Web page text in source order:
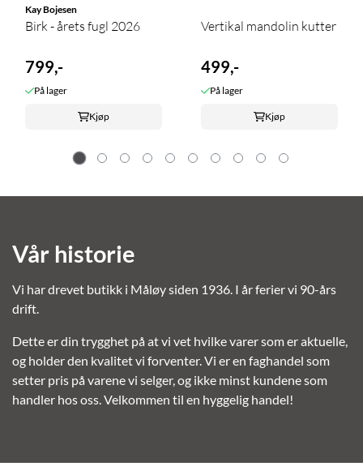
Kay Bojesen
Birk - årets fugl 2026
799,-
På lager
Kjøp
Vertikal mandolin kutter
499,-
På lager
Kjøp
Vår historie
Vi har drevet butikk i Måløy siden 1936. I år ferier vi 90-års
drift.
Dette er din trygghet på at vi vet hvilke varer som er aktuelle,
og holder den kvalitet vi forventer. Vi er en faghandel som
setter pris på varene vi selger, og ikke minst kundene som
handler hos oss. Velkommen til en hyggelig handel!